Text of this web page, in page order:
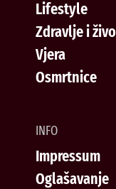
Lifestyle
Zdravlje i
Vjera
Osmrtnice
INFO
Impressum
Oglašavanje